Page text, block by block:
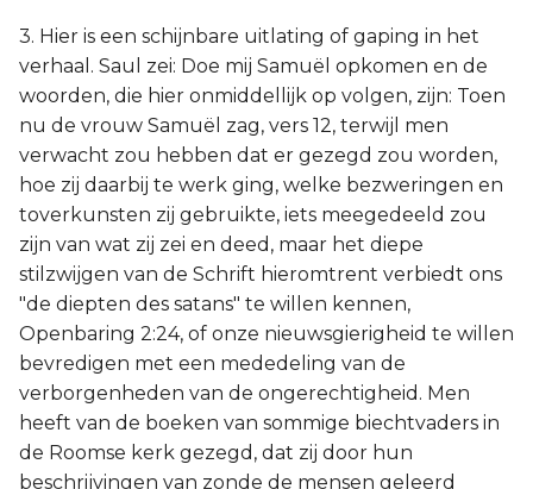
3. Hier is een schijnbare uitlating of gaping in het
verhaal. Saul zei: Doe mij Samuël opkomen en de
woorden, die hier onmiddellijk op volgen, zijn: Toen
nu de vrouw Samuël zag, vers 12, terwijl men
verwacht zou hebben dat er gezegd zou worden,
hoe zij daarbij te werk ging, welke bezweringen en
toverkunsten zij gebruikte, iets meegedeeld zou
zijn van wat zij zei en deed, maar het diepe
stilzwijgen van de Schrift hieromtrent verbiedt ons
"de diepten des satans" te willen kennen,
Openbaring 2:24, of onze nieuwsgierigheid te willen
bevredigen met een mededeling van de
verborgenheden van de ongerechtigheid. Men
heeft van de boeken van sommige biechtvaders in
de Roomse kerk gezegd, dat zij door hun
beschrijvingen van zonde de mensen geleerd